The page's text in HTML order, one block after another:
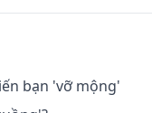
bạn 'vỡ mộng'